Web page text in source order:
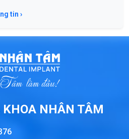
tin ›
NHÂN TÂM